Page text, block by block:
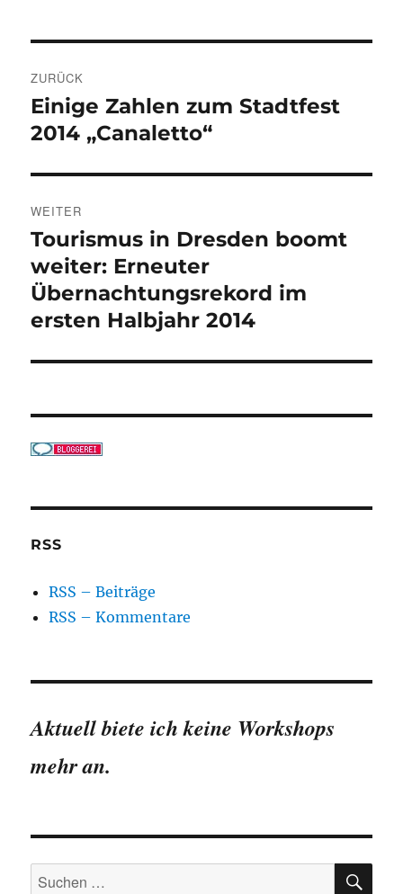
ZURÜCK
Vorheriger
Beitrag:
Einige Zahlen zum Stadtfest
2014 „Canaletto“
WEITER
Nächster
Beitrag:
Tourismus in Dresden boomt
weiter: Erneuter
Übernachtungsrekord im
ersten Halbjahr 2014
RSS
RSS – Beiträge
RSS – Kommentare
Aktuell biete ich keine Workshops
mehr an.
Suchen